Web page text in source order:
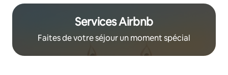
Services Airbnb
Faites de votre séjour un moment spécial